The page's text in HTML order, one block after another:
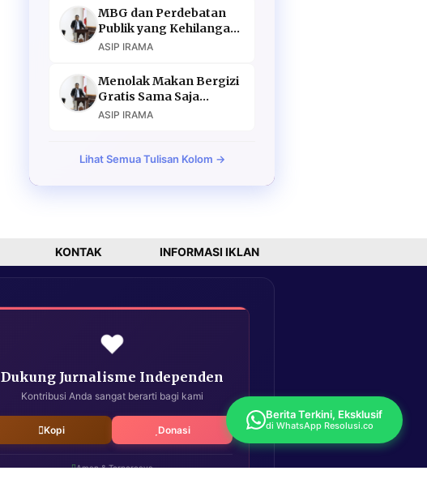
MBG dan Perdebatan
Publik yang Kehilangan
Argumen
ASIP IRAMA
Menolak Makan Bergizi
Gratis Sama Saja
Menolak Masa Depan
ASIP IRAMA
Lihat Semua Tulisan Kolom →
KONTAK INFORMASI IKLAN
❤️
Dukung Jurnalisme Independen
Kontribusi Anda sangat berarti bagi kami
Kopi Donasi
Aman & Terpercaya
Berita Terkini, Eksklusif
di WhatsApp Resolusi.co